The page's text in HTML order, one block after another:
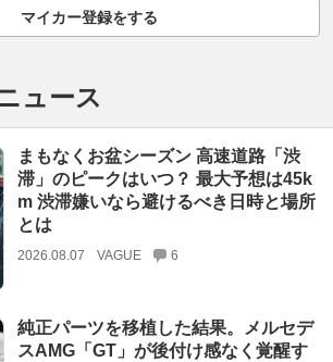
マイカー登録をする
ュース
まもなくお盆シーズン 高速道路「渋
滞」のピークはいつ？ 最大予想は45k
m 渋滞嫌いなら避けるべき日時と場所
とは
2026.08.07 VAGUE 6
純正パーツを移植した結果。メルセデ
スAMG「GT」が後付け感なく覚醒す